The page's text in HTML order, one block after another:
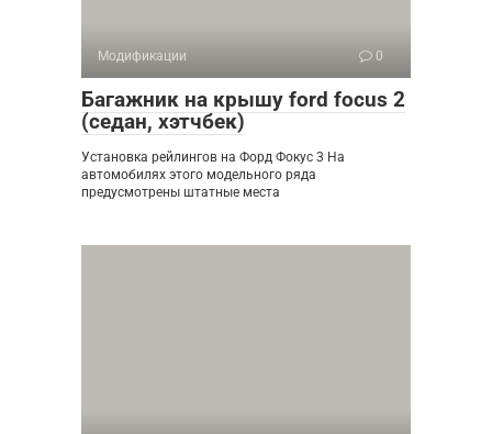
Модификации 0
Багажник на крышу ford focus 2
(седан, хэтчбек)
Установка рейлингов на Форд Фокус 3 На
автомобилях этого модельного ряда
предусмотрены штатные места